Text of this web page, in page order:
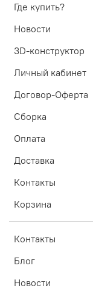
Где купить?
Новости
3D-конструктор
Личный кабинет
Договор-Оферта
Сборка
Оплата
Доставка
Контакты
Корзина
Контакты
Блог
Новости